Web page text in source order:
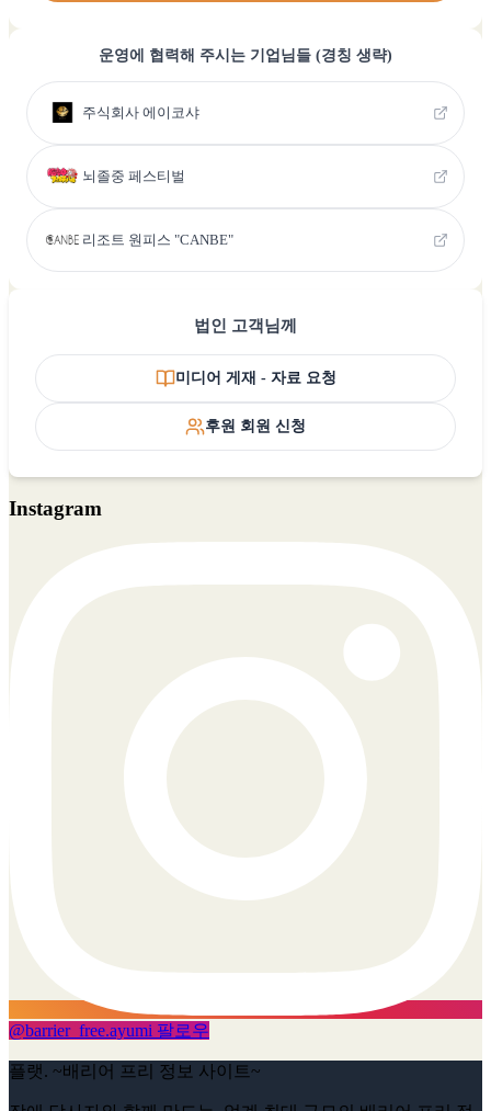
운영에 협력해 주시는 기업님들 (경칭 생략)
주식회사 에이코샤
뇌졸중 페스티벌
리조트 원피스 "CANBE"
법인 고객님께
미디어 게재 - 자료 요청
후원 회원 신청
Instagram
@barrier_free.ayumi 팔로우
플랫. ~배리어 프리 정보 사이트~